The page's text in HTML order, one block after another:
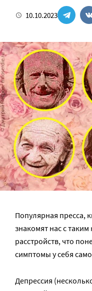
10.10.2023
Популярная пресса,
знакомят нас с
расстройств, что
симптомы у себя
Депрессия